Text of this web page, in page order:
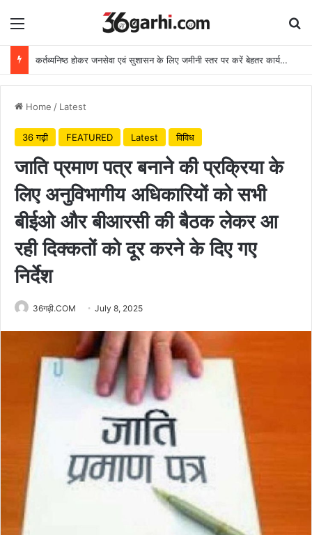
Menu
कर्तव्यनिष्ठ होकर जनसेवा एवं सुशासन के लिए जमीनी स्तर पर करें बेहतर कार्य: मुख्यमंत्री
Home / Latest
36 गढ़ी FEATURED Latest विविध
जाति प्रमाण पत्र बनाने की प्रक्रिया के
लिए अनुविभागीय अधिकारियों को सभी
बीईओ और बीआरसी की बैठक लेकर आ
रही दिक्कतों को दूर करने के दिए गए
निर्देश
36गढ़ी.COM July 8, 2025